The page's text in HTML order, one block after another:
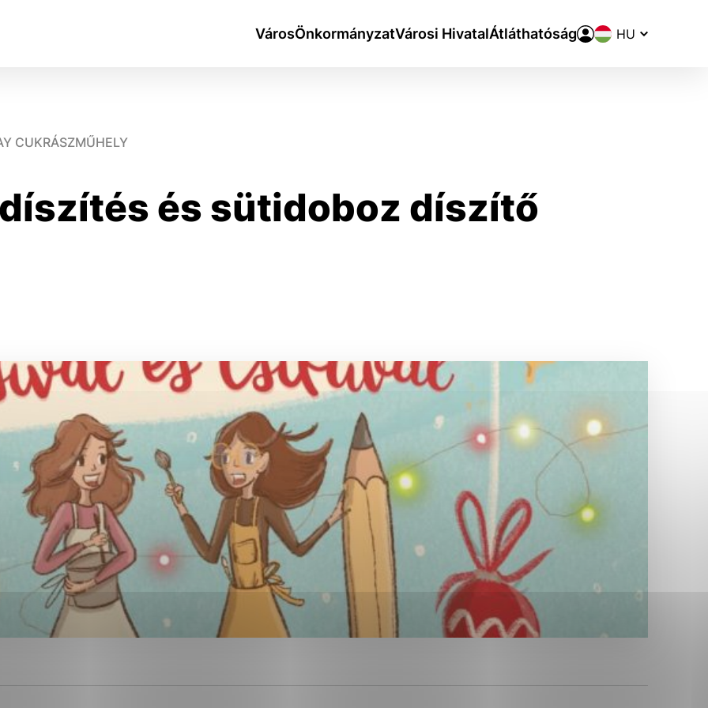
VárosÖnkormányzatVárosi HivatalÁtláthatóság Nyelvváltó
CUKRÁSZMŰHELY
és sütidoboz díszítő
ktorú chcete povoliť
pre prevádzku nevyhnutné a pomáhajú urobiť webové stránky uplatniteľnými tým,
ako je navigácia na stránke a prístup k zabezpečeným oblastiam webovej
cookie nemôže web správne fungovať.
Analytické cookies
prevádzkovateľovi stránok pochopiť, ako návštevníci stránok stránku používajú,
a ponúknuť im lepšiu skúsenosť. Všetky dáta sa zbierajú anonymne a nie je
osobou.
Povoliť všetko Uložiť nastavenia Viac informácií